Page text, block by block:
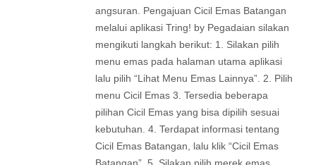
angsuran. Pengajuan Cicil Emas Batangan
melalui aplikasi Tring! by Pegadaian silakan
mengikuti langkah berikut: 1. Silakan pilih
menu emas pada halaman utama aplikasi
lalu pilih “Lihat Menu Emas Lainnya”. 2. Pilih
menu Cicil Emas 3. Tersedia beberapa
pilihan Cicil Emas yang bisa dipilih sesuai
kebutuhan. 4. Terdapat informasi tentang
Cicil Emas Batangan, lalu klik “Cicil Emas
Batangan”. 5. Silakan pilih merek emas